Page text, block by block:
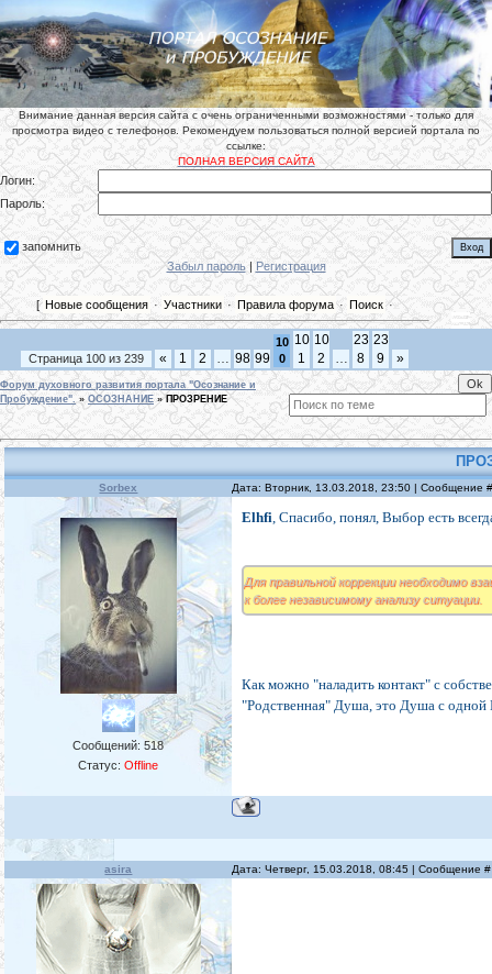
Внимание данная версия сайта с очень ограниченными возможностями - только для
просмотра видео с телефонов. Рекомендуем пользоваться полной версией портала по
ссылке:
ПОЛНАЯ ВЕРСИЯ САЙТА
Логин:
Пароль:
запомнить
Забыл пароль| Регистрация
[ Новые сообщения · Участники · Правила форума · Поиск·
Страница 100 из 239 « 1 2 … 98 99
10
0
10
1
10
2
…
23
8
23
9
»
Форум духовного развития портала "Осознание и
Пробуждение". » ОСОЗНАНИЕ » ПРОЗРЕНИЕ
Sorbex Дата: Вторник, 13.03.2018, 23:50 | Сообщение
Сообщений:518
Статус:Offline
Elhfi, Спасибо, понял, Выбор есть
Для правильной коррекции необходимо
к более независимому анализу ситуации.
Как можно "наладить контакт" с
"Родственная" Душа, это Душа с
asira Дата: Четверг, 15.03.2018, 08:45 | Сообщение